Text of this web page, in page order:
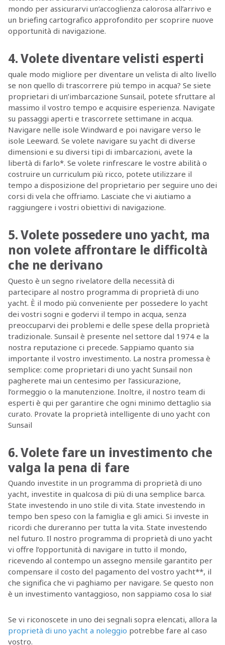
mondo per assicurarvi un’accoglienza calorosa all’arrivo e
un briefing cartografico approfondito per scoprire nuove
opportunità di navigazione.
4. Volete diventare velisti esperti
quale modo migliore per diventare un velista di alto livello
se non quello di trascorrere più tempo in acqua? Se siete
proprietari di un’imbarcazione Sunsail, potete sfruttare al
massimo il vostro tempo e acquisire esperienza. Navigate
su passaggi aperti e trascorrete settimane in acqua.
Navigare nelle isole Windward e poi navigare verso le
isole Leeward. Se volete navigare su yacht di diverse
dimensioni e su diversi tipi di imbarcazioni, avete la
libertà di farlo*. Se volete rinfrescare le vostre abilità o
costruire un curriculum più ricco, potete utilizzare il
tempo a disposizione del proprietario per seguire uno dei
corsi di vela che offriamo. Lasciate che vi aiutiamo a
raggiungere i vostri obiettivi di navigazione.
5. Volete possedere uno yacht, ma
non volete affrontare le difficoltà
che ne derivano
Questo è un segno rivelatore della necessità di
partecipare al nostro programma di proprietà di uno
yacht. È il modo più conveniente per possedere lo yacht
dei vostri sogni e godervi il tempo in acqua, senza
preoccuparvi dei problemi e delle spese della proprietà
tradizionale. Sunsail è presente nel settore dal 1974 e la
nostra reputazione ci precede. Sappiamo quanto sia
importante il vostro investimento. La nostra promessa è
semplice: come proprietari di uno yacht Sunsail non
pagherete mai un centesimo per l’assicurazione,
l’ormeggio o la manutenzione. Inoltre, il nostro team di
esperti è qui per garantire che ogni minimo dettaglio sia
curato. Provate la proprietà intelligente di uno yacht con
Sunsail
6. Volete fare un investimento che
valga la pena di fare
Quando investite in un programma di proprietà di uno
yacht, investite in qualcosa di più di una semplice barca.
State investendo in uno stile di vita. State investendo in
tempo ben speso con la famiglia e gli amici. Si investe in
ricordi che dureranno per tutta la vita. State investendo
nel futuro. Il nostro programma di proprietà di uno yacht
vi offre l’opportunità di navigare in tutto il mondo,
ricevendo al contempo un assegno mensile garantito per
compensare il costo del pagamento del vostro yacht**, il
che significa che vi paghiamo per navigare. Se questo non
è un investimento vantaggioso, non sappiamo cosa lo sia!
Se vi riconoscete in uno dei segnali sopra elencati, allora la
proprietà di uno yacht a noleggio potrebbe fare al caso
vostro.